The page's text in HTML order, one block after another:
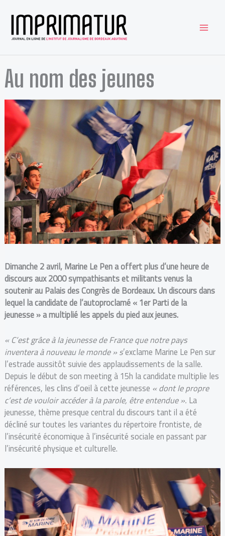
Au nom des jeunes
Dimanche 2 avril, Marine Le Pen a offert plus d’une heure de
discours aux 2000 sympathisants et militantsvenus la
soutenir au Palais des Congrès de Bordeaux. Un discours dans
lequel la candidate de l’autoproclamé « 1er Parti de la
jeunesse » a multiplié les appels du pied aux jeunes.
« C’est grâce à la jeunesse de France que notre pays
inventera à nouveau le monde » s’exclame Marine Le Pen sur
l’estrade aussitôt suivie des applaudissements de la salle.
Depuis le début de son meeting à 15h la candidate multiplie les
références, les clins d’oeil à cette jeunesse « dont le propre
c’est de vouloir accéder à la parole, être entendue ». La
jeunesse, thème presque central du discours tant il a été
décliné sur toutes les variantes du répertoire frontiste, de
l’insécurité économique à l’insécurité sociale en passant par
l’insécurité physique et culturelle.